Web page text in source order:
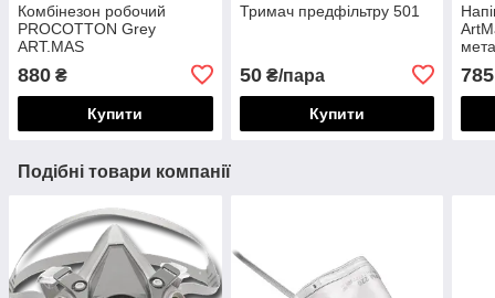
Комбінезон робочий
PROCOTTON Grey
ART.MAS
880 ₴
Купити
Тримач предфільтру 501
50₴/пара
Купити
785
Подібні товари компанії